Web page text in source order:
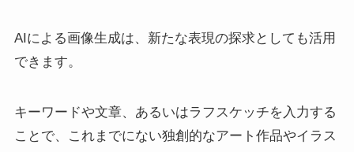
AIによる画像生成は、新たな表現の探求としても活用
できます。
キーワードや文章、あるいはラフスケッチを入力する
ことで、これまでにない独創的なアート作品やイラス